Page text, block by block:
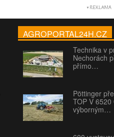
AGROPORTAL24H.CZ
Technika v
Nechorách
přímo…
Pöttinger
TOP V 6520
výborným…